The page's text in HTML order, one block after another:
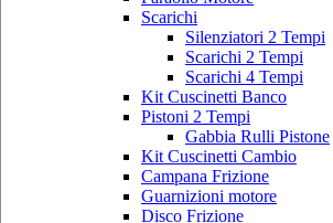
Scarichi
Silenziatori 2 Tempi
Scarichi 2 Tempi
Scarichi 4 Tempi
Kit Cuscinetti Banco
Pistoni 2 Tempi
Gabbia Rulli Pistone
Kit Cuscinetti Cambio
Campana Frizione
Guarnizioni motore
Disco Frizione